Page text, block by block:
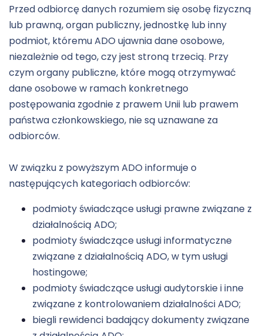
Przed odbiorcę danych rozumiem się osobę fizyczną
lub prawną, organ publiczny, jednostkę lub inny
podmiot, któremu ADO ujawnia dane osobowe,
niezależnie od tego, czy jest stroną trzecią. Przy
czym organy publiczne, które mogą otrzymywać
dane osobowe w ramach konkretnego
postępowania zgodnie z prawem Unii lub prawem
państwa członkowskiego, nie są uznawane za
odbiorców.
W związku z powyższym ADO informuje o
następujących kategoriach odbiorców:
podmioty świadczące usługi prawne związane z
działalnością ADO;
podmioty świadczące usługi informatyczne
związane z działalnością ADO, w tym usługi
hostingowe;
podmioty świadczące usługi audytorskie i inne
związane z kontrolowaniem działalności ADO;
biegli rewidenci badający dokumenty związane